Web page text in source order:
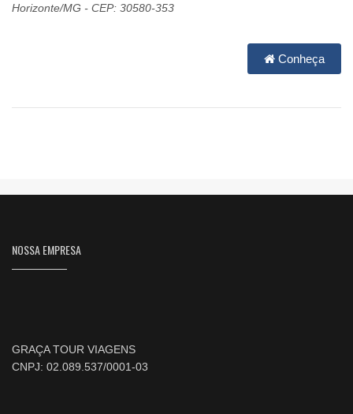
Horizonte/MG - CEP: 30580-353
Conheça
NOSSA EMPRESA
GRAÇA TOUR VIAGENS
CNPJ: 02.089.537/0001-03